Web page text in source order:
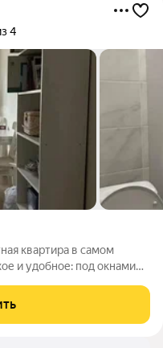
4
квартира в самом
и удобное: под окнами